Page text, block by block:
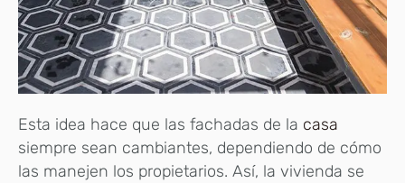
Esta idea hace que las fachadas de la casa
siempre sean cambiantes, dependiendo de cómo
las manejen los propietarios. Así, la vivienda se